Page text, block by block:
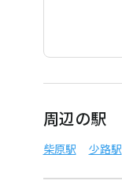
周辺の駅
柴原駅 少路駅